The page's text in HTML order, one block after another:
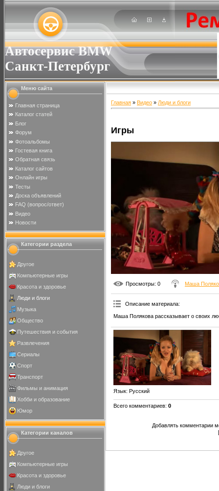
Автосервис BMW
Санкт-Петербург
Меню сайта
Главная страница
Каталог статей
Блог
Форум
Фотоальбомы
Гостевая книга
Обратная связь
Каталог сайтов
Онлайн игры
Тесты
Доска объявлений
FAQ (вопрос/ответ)
Видео
Новости
Категории раздела
Другое
Компьютерные игры
Красота и здоровье
Люди и блоги
Музыка
Общество
Путешествия и события
Развлечения
Сериалы
Спорт
Транспорт
Фильмы и анимация
Хобби и образование
Юмор
Категории каналов
Другое
Компьютерные игры
Красота и здоровье
Люди и блоги
Главная » Видео » Люди и блоги
Игры
Просмотры: 0 Маша
Описание материала:
Маша Полякова рассказывает о своих
Язык: Русский
Всего комментариев: 0
Добавлять комментарии